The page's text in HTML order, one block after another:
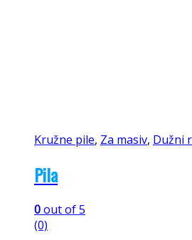
Kružne pile, Za masiv, Dužni
Pila
0out of 5
(0)